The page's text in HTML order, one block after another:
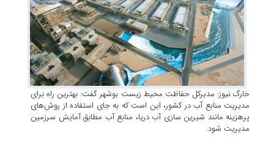
خارگ نیوز: مدیرکل حفاظت محیط زیست بوشهر گفت: بهترین راه برای
مدیریت منابع آب در کشور، این است که به جای استفاده از روش‌های
پرهزینه مانند شیرین سازی آب‌ دریا، منابع آب مطابق آمایش سرزمین
مدیریت شود.